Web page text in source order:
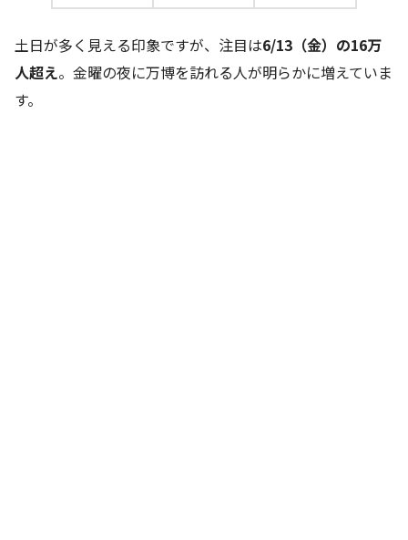
土日が多く見える印象ですが、注目は6/13（金）の16万
人超え。金曜の夜に万博を訪れる人が明らかに増えていま
す。